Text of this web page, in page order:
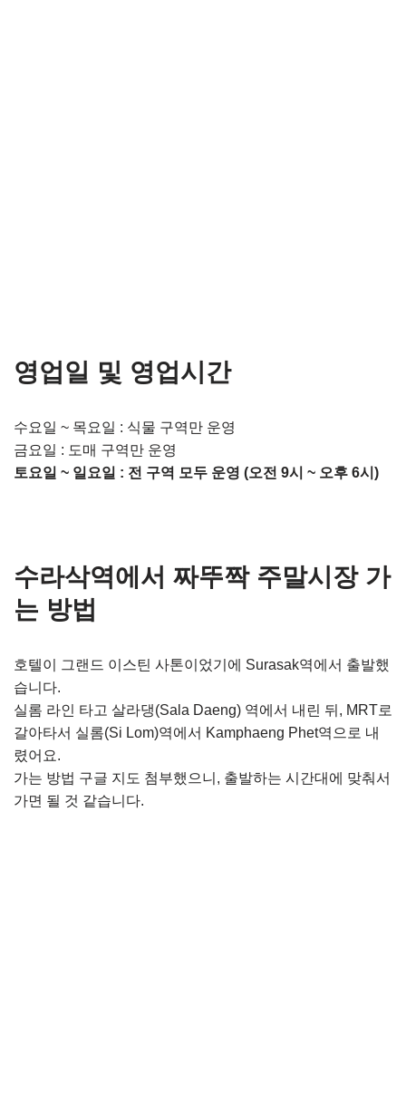
영업일 및 영업시간
수요일 ~ 목요일 : 식물 구역만 운영
금요일 : 도매 구역만 운영
토요일 ~ 일요일 : 전 구역 모두 운영 (오전 9시 ~ 오후 6시)
수라삭역에서 짜뚜짝 주말시장 가
는 방법
호텔이 그랜드 이스틴 사톤이었기에 Surasak역에서 출발했
습니다.
실롬 라인 타고 살라댕(Sala Daeng) 역에서 내린 뒤, MRT로
갈아타서 실롬(Si Lom)역에서 Kamphaeng Phet역으로 내
렸어요.
가는 방법 구글 지도 첨부했으니, 출발하는 시간대에 맞춰서
가면 될 것 같습니다.